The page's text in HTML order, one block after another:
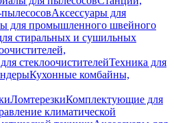
Аксессуары для
для промышленного швейного
стиральных и сушильных
стеклоочистителейТехника для
Кухонные комбайны,
ЛомтерезкиКомплектующие для
климатической